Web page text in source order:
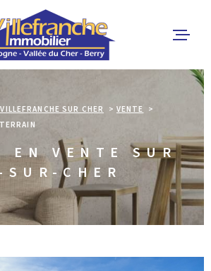
ACHETER
LOUER
ALERTE
SUR CHER
VENTE
TERRAIN
EN VENTE SUR
CHER